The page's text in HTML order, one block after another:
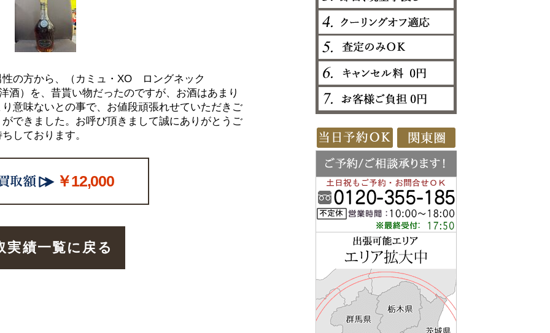
性の方から、（カミュ・XO ロングネック
）を、昔貰い物だったのですが、お酒はあまり
意味ないとの事で、お値段頑張れせていただきご
できました。お呼び頂きまして誠にありがとうご
しております。
￥12,000
実績一覧に戻る